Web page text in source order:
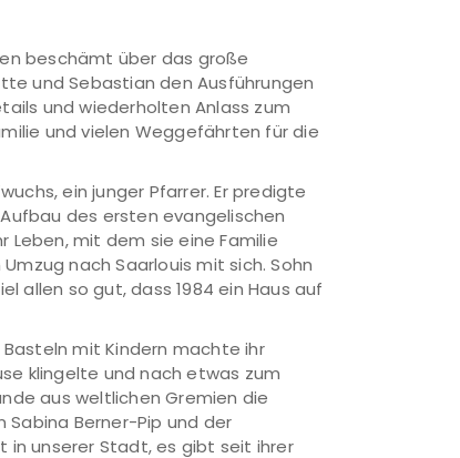
beschämt über das große
und Sebastian den Ausführungen
und wiederholten Anlass zum
und vielen Weggefährten für die
ein junger Pfarrer. Er predigte
des ersten evangelischen
Leben, mit dem sie eine Familie
nach Saarlouis mit sich. Sohn
so gut, dass 1984 ein Haus auf
mit Kindern machte ihr
klingelte und nach etwas zum
aus weltlichen Gremien die
Sabina Berner-Pip und der
in unserer Stadt, es gibt seit ihrer